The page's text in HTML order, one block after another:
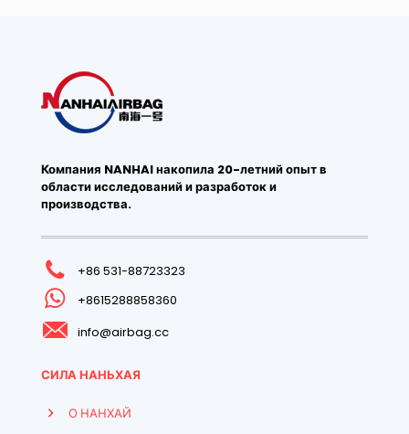
Компания NANHAI накопила 20-летний опыт в
области исследований и разработок и
производства.
+86 531-88723323
+8615288858360
info@airbag.cc
СИЛА НАНЬХАЯ
О НАНХАЙ